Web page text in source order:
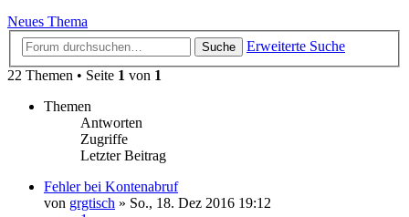
Neues Thema
Suche
Erweiterte Suche
22 Themen • Seite 1 von 1
Themen
Antworten
Zugriffe
Letzter Beitrag
Fehler bei Kontenabruf
von grgtisch » So., 18. Dez 2016 19:12